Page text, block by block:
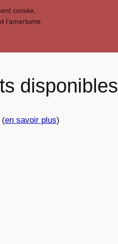
corsée,
l’amertume
disponibles
(en savoir plus)